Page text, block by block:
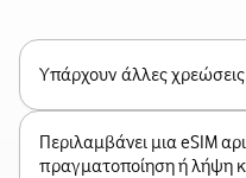
Υπάρχουν άλλες
Περιλαμβάνει μια eSIM
πραγματοποίηση ή λήψη